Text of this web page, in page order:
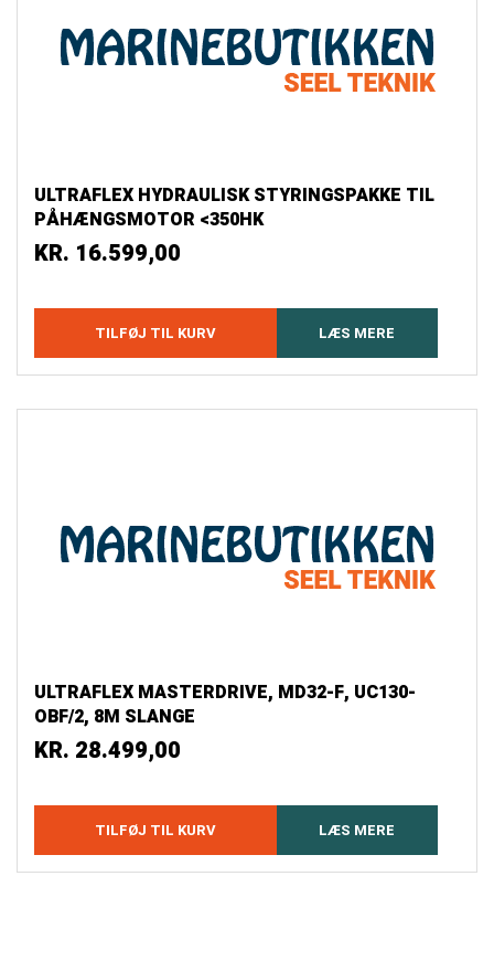
ULTRAFLEX HYDRAULISK STYRINGSPAKKE TIL
PÅHÆNGSMOTOR <350HK
KR. 16.599,00
TILFØJ TIL KURV LÆS MERE
ULTRAFLEX MASTERDRIVE, MD32-F, UC130-
OBF/2, 8M SLANGE
KR. 28.499,00
TILFØJ TIL KURV LÆS MERE